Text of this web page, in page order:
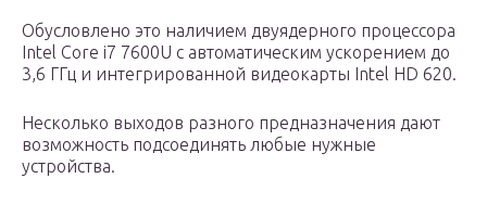
Обусловлено это наличием двуядерного процессора
Intel Core i7 7600U с автоматическим ускорением до
3,6 ГГц и интегрированной видеокарты Intel HD 620.
Несколько выходов разного предназначения дают
возможность подсоединять любые нужные
устройства.